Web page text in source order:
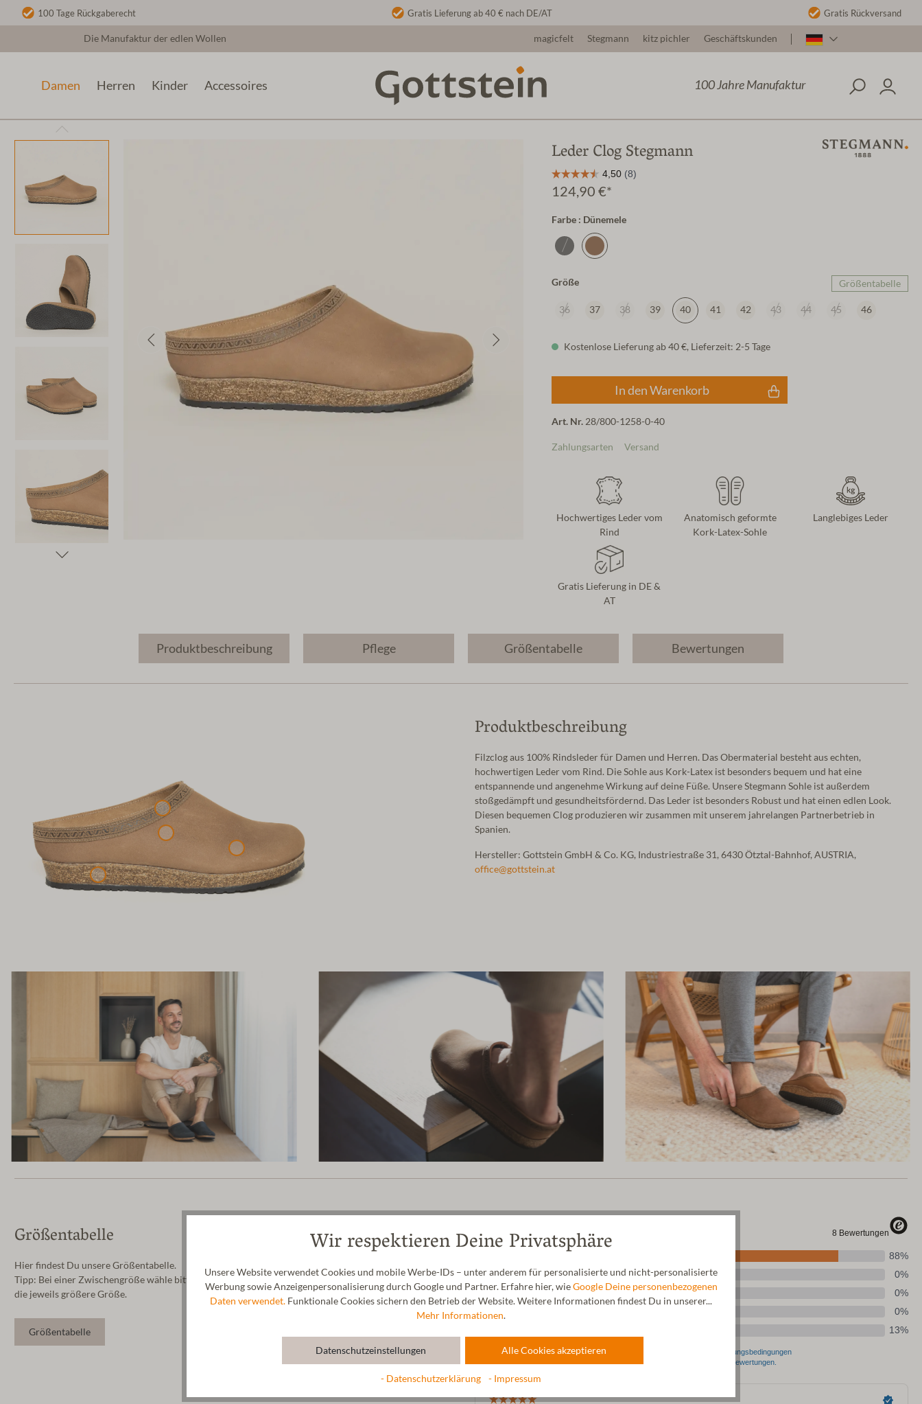
100 Tage Rückgaberecht Gratis Lieferung ab 40 € nach DE/AT Gratis Rückversand
Die Manufaktur der edlen Wollen magicfelt Stegmann kitz pichler Geschäftskunden
100 Jahre Manufaktur
Damen Herren Kinder Accessoires
Leder Clog Stegmann
124,90 €*
Farbe : Dünemele
Größe Größentabelle
36 37 38 39 40 41 42 43 44 45 46
Kostenlose Lieferung ab 40 €, Lieferzeit: 2-5 Tage
In den Warenkorb
Art. Nr. 28/800-1258-0-40
Zahlungsarten Versand
Hochwertiges Leder vom
Rind
Anatomisch geformte
Kork-Latex-Sohle
Langlebiges Leder
Gratis Lieferung in DE &
AT
Produktbeschreibung Pflege Größentabelle Bewertungen
Produktbeschreibung
Filzclog aus 100% Rindsleder für Damen und Herren. Das Obermaterial besteht aus echten,
hochwertigen Leder vom Rind. Die Sohle aus Kork-Latex ist besonders bequem und hat eine
entspannende und angenehme Wirkung auf deine Füße. Unsere Stegmann Sohle ist außerdem
stoßgedämpft und gesundheitsfördernd. Das Leder ist besonders Robust und hat einen edlen Look.
Diesen bequemen Clog produzieren wir zusammen mit unserem jahrelangen Partnerbetrieb in
Spanien.
Hersteller: Gottstein GmbH & Co. KG, Industriestraße 31, 6430 Ötztal-Bahnhof, AUSTRIA,
office@gottstein.at
Größentabelle
Hier findest Du unsere Größentabelle.
Tipp: Bei einer Zwischengröße wähle bitte
die jeweils größere Größe.
Größentabelle
Wir respektieren Deine Privatsphäre
Unsere Website verwendet Cookies und mobile Werbe-IDs – unter anderem für personalisierte und nicht-personalisierte
Werbung sowie Anzeigenpersonalisierung durch Google und Partner. Erfahre hier, wieGoogle Deine personenbezogenen
Daten verwendet. Funktionale Cookies sichern den Betrieb der Website. Weitere Informationen findest Du in unserer...
Mehr Informationen.
Datenschutzeinstellungen Alle Cookies akzeptieren
- Datenschutzerklärung - Impressum